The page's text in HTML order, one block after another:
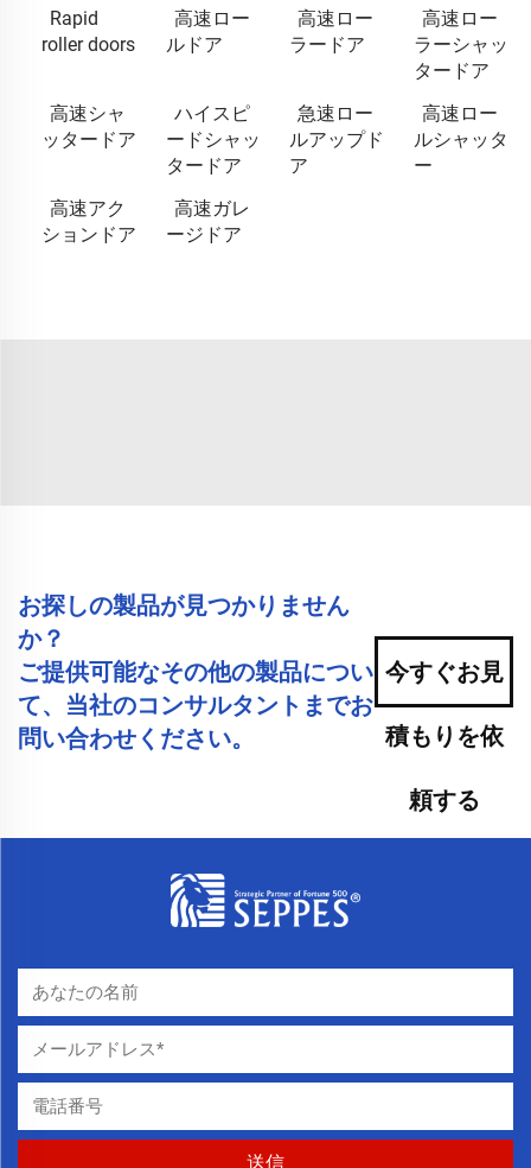
Rapid
roller doors
高速ロー
ルドア
高速ロー
ラードア
高速ロー
ラーシャッ
タードア
高速シャ
ッタードア
ハイスピ
ードシャッ
タードア
急速ロー
ルアップド
ア
高速ロー
ルシャッタ
ー
高速アク
ションドア
高速ガレ
ージドア
お探しの製品が見つかりません
か？
ご提供可能なその他の製品につい
て、当社のコンサルタントまでお
問い合わせください。
今すぐお見
積もりを依
頼する